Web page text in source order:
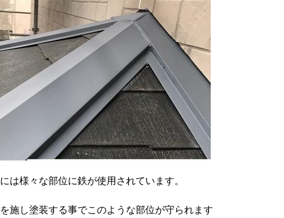
は様々な部位に鉄が使用されています。
施し塗装する事でこのような部位が守られます